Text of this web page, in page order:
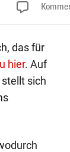
das für
hier. Auf
sich